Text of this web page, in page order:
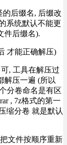
的后缀名, 后缀改
系统默认不能更
件后缀名).
才能正确解压)
, 工具在解压过
解压一遍 (所以
分卷命名是有区
, 7z格式的第一
缩分卷 就是默认
文件按顺序重新